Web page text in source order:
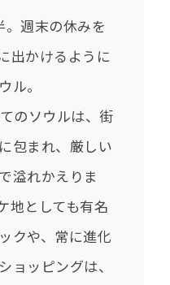
週末の休みを
出かけるように
ル。
のソウルは、街
包まれ、厳しい
溢れかえりま
地としても有名
クや、常に進化
ョッピングは、